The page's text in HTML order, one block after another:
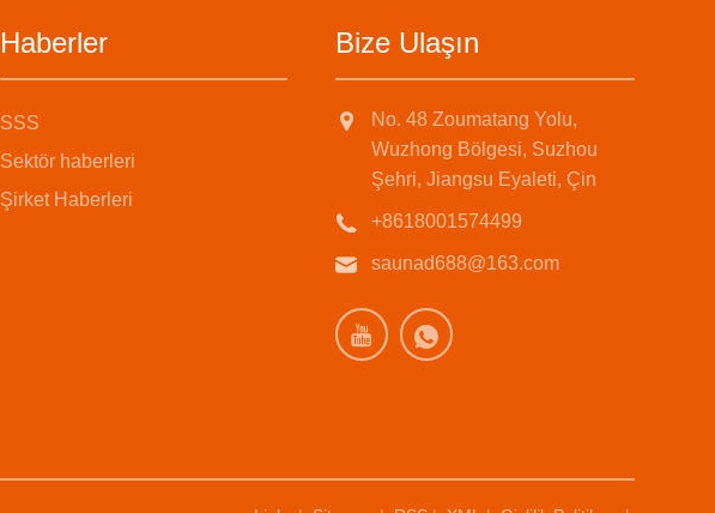
Haberler
SSS
Sektör haberleri
Şirket Haberleri
Bize Ulaşın
No. 48 Zoumatang Yolu,
Wuzhong Bölgesi, Suzhou
Şehri, Jiangsu Eyaleti, Çin
+8618001574499
saunad688@163.com